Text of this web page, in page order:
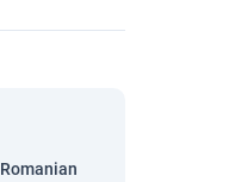
Romanian